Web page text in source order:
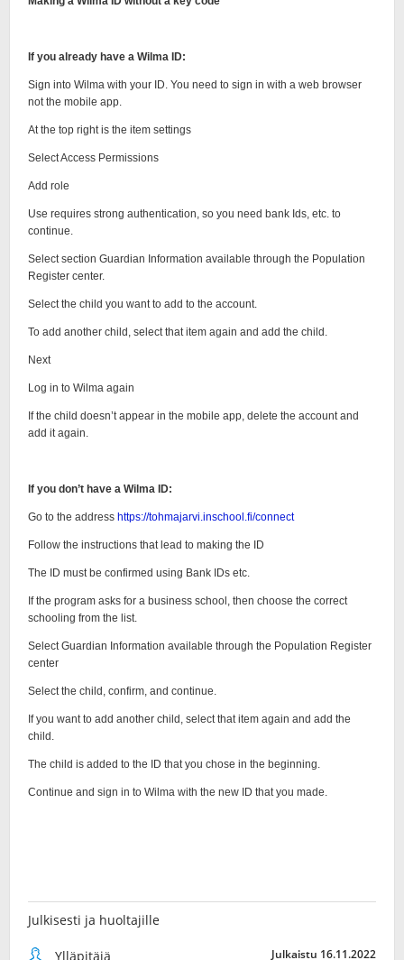
Julkisesti ja huoltajille
Ylläpitäjä Julkaistu 16.11.2022